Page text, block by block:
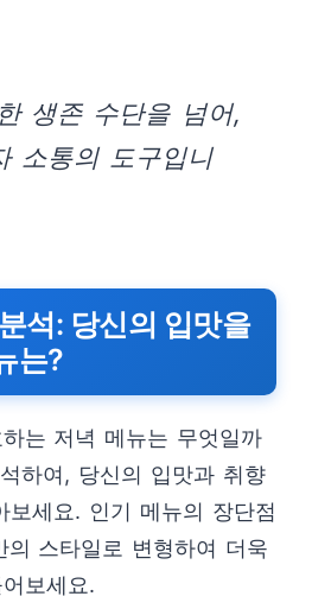
생존 수단을 넘어,
소통의 도구입니
석: 당신의 입맛을
는?
는 저녁 메뉴는 무엇일까
하여, 당신의 입맛과 취향
보세요. 인기 메뉴의 장단점
의 스타일로 변형하여 더욱
보세요.